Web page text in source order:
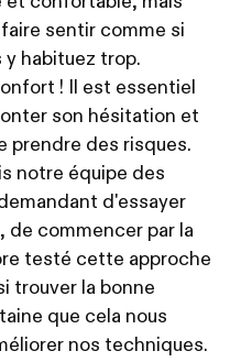
sentir comme si
y habituez trop.
! Il est essentiel
son hésitation et
prendre des risques.
notre équipe des
d'essayer
de commencer par la
testé cette approche
trouver la bonne
que cela nous
nos techniques.